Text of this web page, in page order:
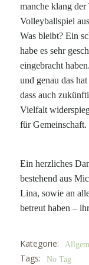
manche klang der
Volleyballspiel
Was bleibt? Ein
habe es sehr
eingebracht
und genau das
dass auch
Vielfalt
für Gemeinschaft.
Ein herzliches
bestehend aus
Lina, sowie an
betreut haben –
Kategorie:
Tags: No Tag